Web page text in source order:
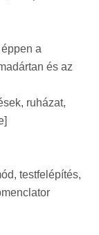
a
és az
ruházat,
testfelépítés,